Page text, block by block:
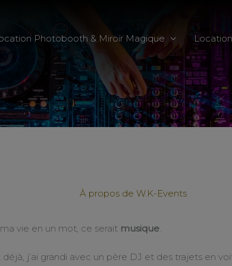
Photobooth & Miroir Magique
À propos de W.K-Events
vie en un mot, ce serait musique.
j’ai grandi avec un père DJ et des trajets en